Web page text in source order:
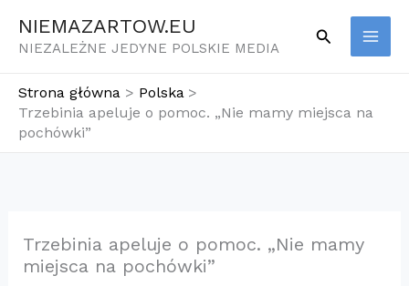
NIEMAZARTOW.EU
NIEZALEŻNE JEDYNE POLSKIE MEDIA
Szukaj
Strona główna
Polska
Trzebinia apeluje o pomoc. „Nie mamy miejsca na
pochówki”
Trzebinia apeluje o pomoc. „Nie mamy
miejsca na pochówki”